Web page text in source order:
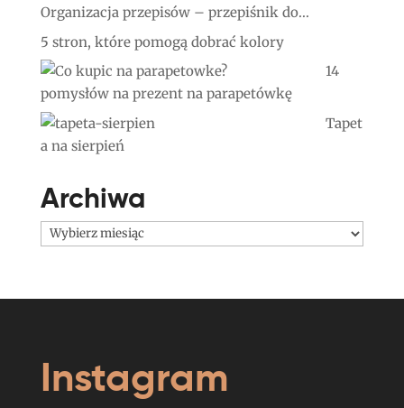
Organizacja przepisów – przepiśnik do...
5 stron, które pomogą dobrać kolory
14
pomysłów na prezent na parapetówkę
Tapet
a na sierpień
Archiwa
Archiwa
Instagram